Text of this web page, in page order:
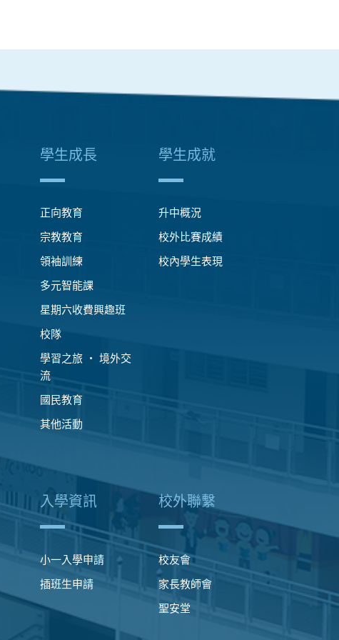
學生成長
正向教育
宗教教育
領袖訓練
多元智能課
星期六收費興趣班
校隊
學習之旅 ‧ 境外交
流
國民教育
其他活動
學生成就
升中概況
校外比賽成績
校內學生表現
入學資訊
小一入學申請
插班生申請
校外聯繫
校友會
家長教師會
聖安堂